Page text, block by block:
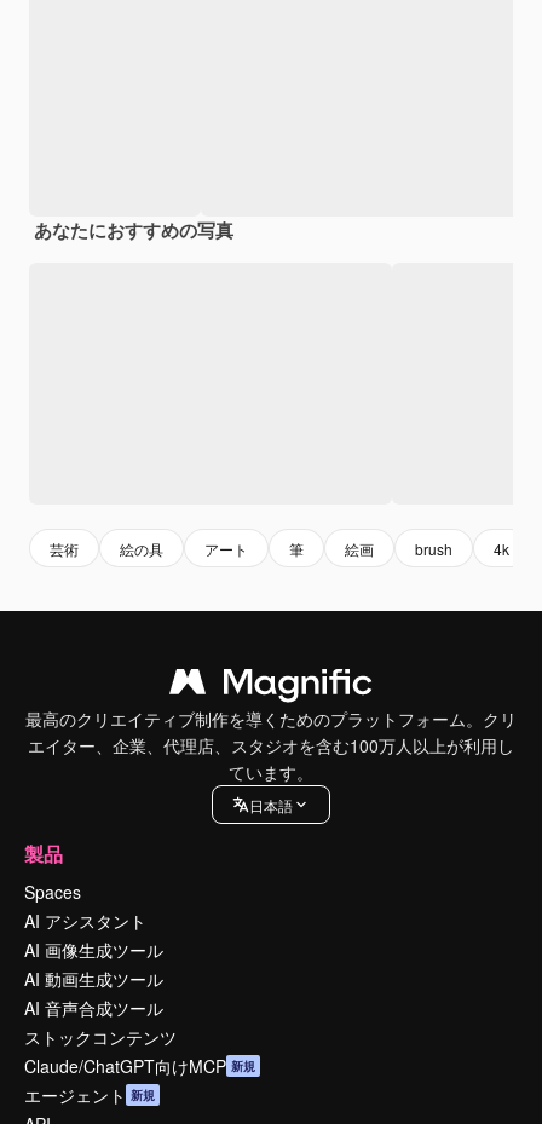
あなたにおすすめの写真
芸術 絵の具 アート 筆 絵画 brush 4k
最高のクリエイティブ制作を導くためのプラットフォーム。クリ
エイター、企業、代理店、スタジオを含む100万人以上が利用し
ています。
日本語
製品
Spaces
AI アシスタント
AI 画像生成ツール
AI 動画生成ツール
AI 音声合成ツール
ストックコンテンツ
Claude/ChatGPT向けMCP 新規
エージェント 新規